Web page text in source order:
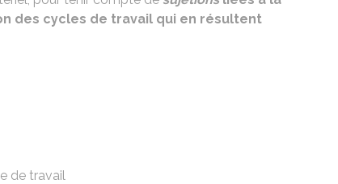
des cycles de travail qui en résultent
de travail